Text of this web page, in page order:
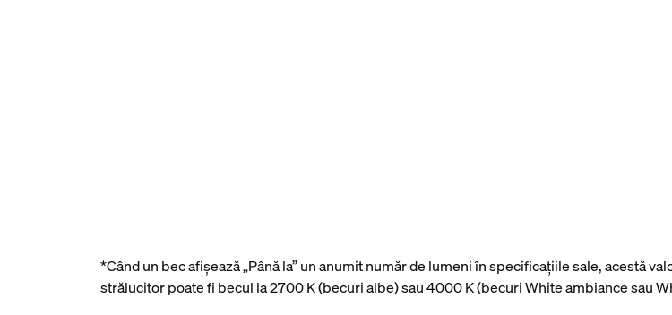
*Când un bec afișează „Până la” un anumit număr de lumeni în specificațiile sale, acestă
strălucitor poate fi becul la 2700 K (becuri albe) sau 4000 K (becuri White ambiance sau